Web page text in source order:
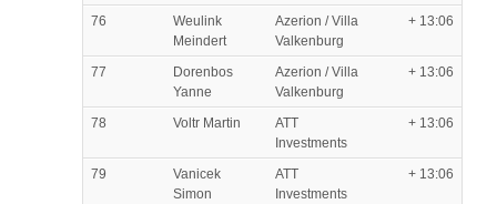
76
Weulink
Meindert
Azerion / Villa
Valkenburg
+ 13:06
77
Dorenbos
Yanne
Azerion / Villa
Valkenburg
+ 13:06
78 Voltr Martin
ATT
Investments
+ 13:06
79
Vanicek
Simon
ATT
Investments
+ 13:06